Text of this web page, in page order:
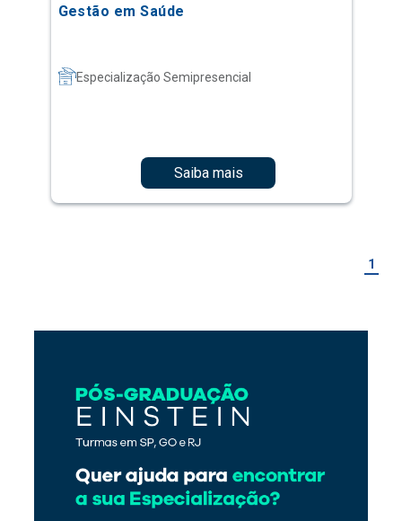
Gestão em Saúde
Especialização Semipresencial
Saiba mais
1